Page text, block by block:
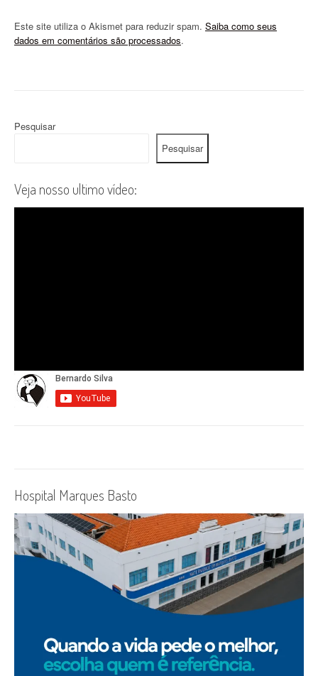
Este site utiliza o Akismet para reduzir spam. Saiba como seus
dados em comentários são processados.
Pesquisar
Pesquisar
Veja nosso ultimo vídeo:
Hospital Marques Basto